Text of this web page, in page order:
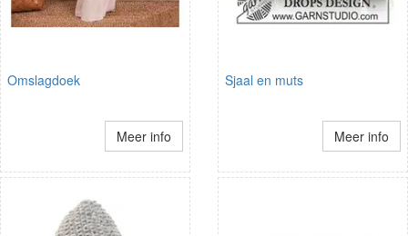
Omslagdoek
Meer info
Sjaal en muts
Meer info